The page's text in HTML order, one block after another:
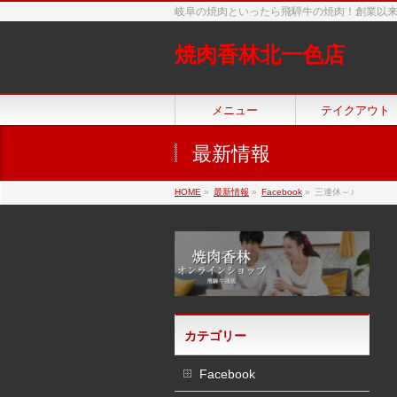
岐阜の焼肉といったら飛騨牛の焼肉！創業以
焼肉香林北一色店
メニュー テイクアウト
最新情報
HOME » 最新情報 » Facebook » 三連休～♪
カテゴリー
Facebook